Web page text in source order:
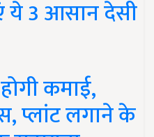
ये 3 आसान देसी
कमाई,
प्लांट लगाने के